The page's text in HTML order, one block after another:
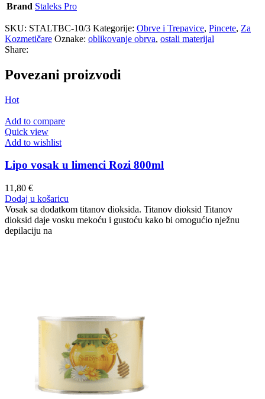
Brand Staleks Pro
SKU: STALTBC-10/3 Kategorije: Obrve i Trepavice, Pincete, Za
Kozmetičare Oznake: oblikovanje obrva, ostali materijal
Share:
Povezani proizvodi
Hot
Add to compare
Quick view
Add to wishlist
Lipo vosak u limenci Rozi 800ml
11,80 €
Dodaj u košaricu
Vosak sa dodatkom titanov dioksida. Titanov dioksid Titanov
dioksid daje vosku mekoću i gustoću kako bi omogućio nježnu
depilaciju na